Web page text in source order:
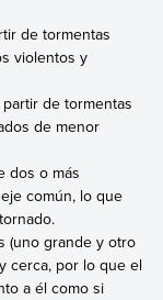
de tormentas
violentos y
de tormentas
de menor
dos o más
común, lo que
(uno grande y otro
cerca, por lo que el
a él como si